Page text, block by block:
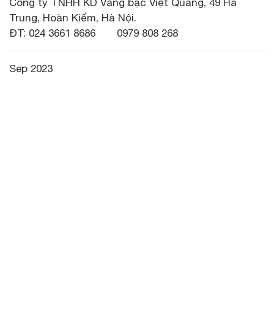
Trung, Hoàn Kiếm, Hà Nội.
ĐT: 024 3661 8686 0979 808 268
Sep 2023